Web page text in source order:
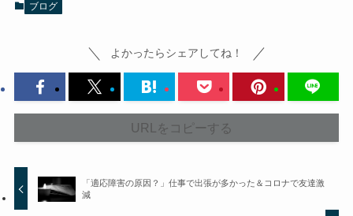
ブログ
よかったらシェアしてね！
URLをコピーする
「適応障害の原因？」仕事で出張が多かった＆コロナで友達激
減